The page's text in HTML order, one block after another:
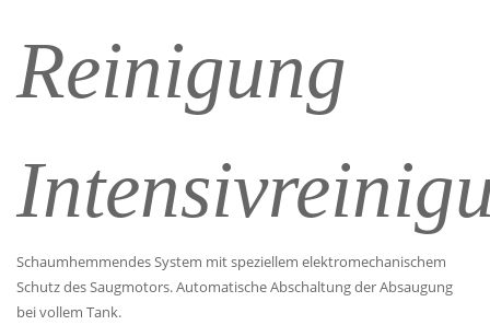
Reinigung
Schaumhemmendes System mit speziellem elektromechanischem
Schutz des Saugmotors. Automatische Abschaltung der Absaugung
bei vollem Tank.